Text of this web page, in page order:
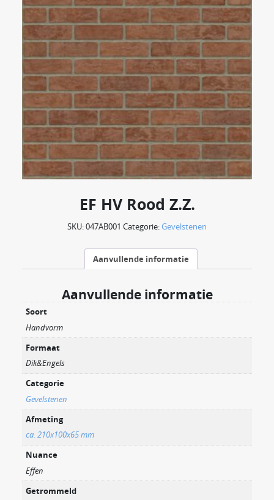
EF HV Rood Z.Z.
SKU:047AB001 Categorie:Gevelstenen
Aanvullende informatie
Aanvullende informatie
Soort
Handvorm
Formaat
Dik&Engels
Categorie
Gevelstenen
Afmeting
ca. 210x100x65 mm
Nuance
Effen
Getrommeld